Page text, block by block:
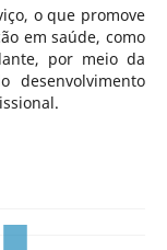
o que promove
em saúde, como
por meio da
desenvolvimento